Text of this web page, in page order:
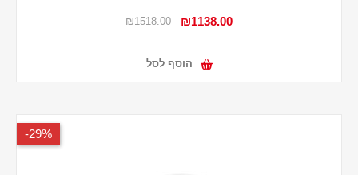
₪1138.00
₪1518.00
הוסף לסל
29%-